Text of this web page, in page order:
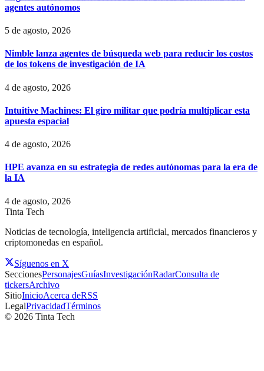
agentes autónomos
5 de agosto, 2026
Nimble lanza agentes de búsqueda web para reducir los costos
de los tokens de investigación de IA
4 de agosto, 2026
Intuitive Machines: El giro militar que podría multiplicar esta
apuesta espacial
4 de agosto, 2026
HPE avanza en su estrategia de redes autónomas para la era de
la IA
4 de agosto, 2026
Tinta Tech
Noticias de tecnología, inteligencia artificial, mercados financieros y
criptomonedas en español.
Síguenos en X
SeccionesPersonajesGuíasInvestigaciónRadarConsulta de
tickersArchivo
SitioInicioAcerca deRSS
LegalPrivacidadTérminos
© 2026 Tinta Tech